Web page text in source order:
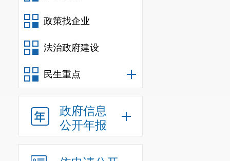
政策找企业
法治政府建设
民生重点
政府信息
公开年报